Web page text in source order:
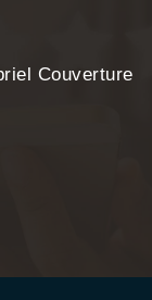
Couverture